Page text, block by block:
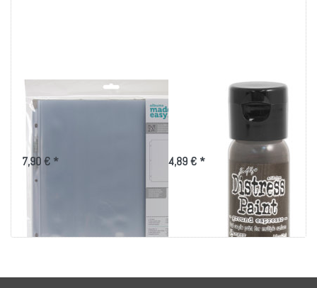
We R Ring Photo
Sleeves 12"X12"
10/Pkg-Full Page
7,90 € *
Tim Holtz Distress
Paint Flip Top 1oz-
Ground Espresso
4,89 € *